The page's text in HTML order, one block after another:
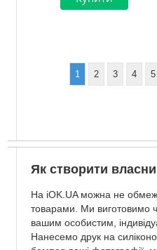
Сторінка
1 Сторінка
2 Сторінка
3 4 5
Як створити
На iOK.UA можна не
товарами. Ми виготовимо
вашим особистим,
Нанесемо друк на